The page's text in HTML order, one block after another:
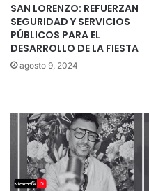
SAN LORENZO: REFUERZAN
SEGURIDAD Y SERVICIOS
PÚBLICOS PARA EL
DESARROLLO DE LA FIESTA
agosto 9, 2024